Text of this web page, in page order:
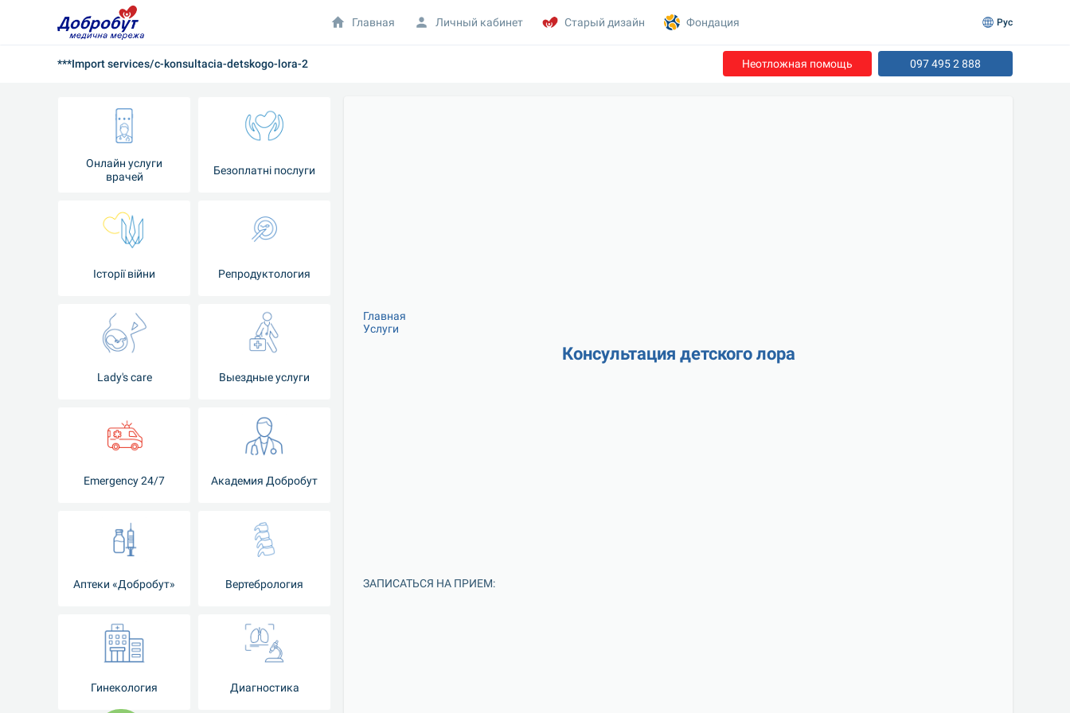
***Import services/c-konsultacia-detskogo-lora-2 Неотложная помощь 097 495 2 888
Онлайн услуги
врачей
Безоплатні послуги
Iсторії війни Репродуктология
Lady's care Выездные услуги
Emergency 24/7 Академия Добробут
Аптеки «Добробут» Вертебрология
Гинекология Диагностика
Главная
Услуги
Консультация детского лора
ЗАПИСАТЬСЯ НА ПРИЕМ:
Главная Личный кабинет Старый дизайн Фондация Рус